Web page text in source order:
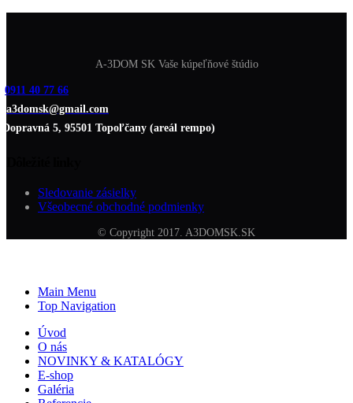
A-3DOM SK Vaše kúpeľňové štúdio
0911 40 77 66
a3domsk@gmail.com
Dopravná 5, 95501 Topoľčany (areál rempo)
Sledovanie zásielky
Všeobecné obchodné podmienky
© Copyright 2017. A3DOMSK.SK
Main Menu
Top Navigation
Úvod
O nás
NOVINKY & KATALÓGY
E-shop
Galéria